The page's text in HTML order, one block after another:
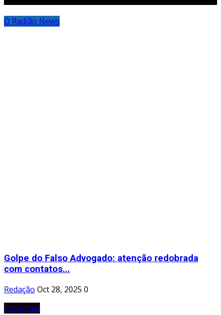
O Radião News
Golpe do Falso Advogado: atenção redobrada
com contatos...
Redação Oct 28, 2025 0
Economia